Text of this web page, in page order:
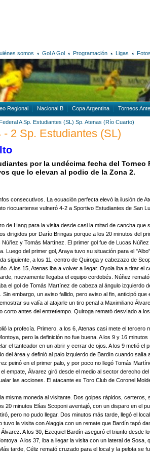
somos Gol A Gol Programación Ligas Fotos
Regional Nacional B Copa Argentina Torneos
A Sp. Estudiantes (SL) Sp. Atenas (Río Cuarto)
2 Sp. Estudiantes (SL)
por la undécima fecha del Torneo
que lo elevan al podio de la Zona 2.
consecutivos. La ecuación perfecta elevó la ilusión de
riocuartense vulneró 4-2 a Sportivo Estudiantes de San
de Hang para la visita desde casi la mitad de cancha que
dirigidos por Darío Bringas porque a los 20 minutos del
y Tomás Martínez. El primer gol fue de Lucas Núñez
Luego del primer gol, Araya tuvo su situación para el
siguiente, a los 11, centro de Quiroga y cabezazo de
A los 15, Atenas iba a volver a llegar. Oyola iba a tirar el
nuevamente llegaba el equipo cordobés. Núñez
el gol de Tomás Martínez de cabeza al ángulo izquierdo
embargo, un aviso fallido, pero aviso al fin, anticipó que
su valía al atajarle un tiro penal a Maximiliano
corto antes del entretiempo. Quiroga remató desvíado a
la profecía. Primero, a los 6, Atenas casi mete el tercero
pero la definición no fue buena. A los 9 y 16 minutos
el tanteador en un abrir y cerrar de ojos. A los 9 metió el
área y definió al palo izquierdo de Bardín cuando salía
peinó en el primer palo, y por poco no llegó Tomás
empate, Álvarez giró desde el medio al sector derecho
las acciones. El atacante ex Toro Club de Coronel
misma moneda al visitante. Dos golpes rápidos, certeros,
20 minutos Elías Scoponi aventajó, con un disparo en el
pero no pudo llegar. Dos minutos más tarde, llegó el
la visita con Alaggia con un remate que Bardín tapó
A los 30, Ezequiel Bardín aseguró el triunfo desde
A los 37, iba a llegar la visita con un lateral de Sosa,
tarde, Céliz remató cruzado para el local y la pelota se